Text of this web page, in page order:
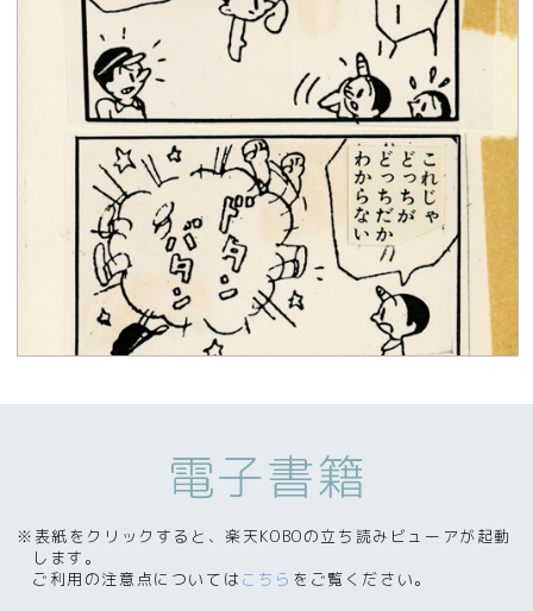
電子書籍
※表紙をクリックすると、楽天KOBOの立ち読みビューアが起動
します。
ご利用の注意点については こちら をご覧ください。